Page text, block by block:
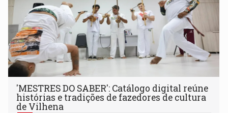
'MESTRES DO SABER': Catálogo digital reúne
histórias e tradições de fazedores de cultura
de Vilhena